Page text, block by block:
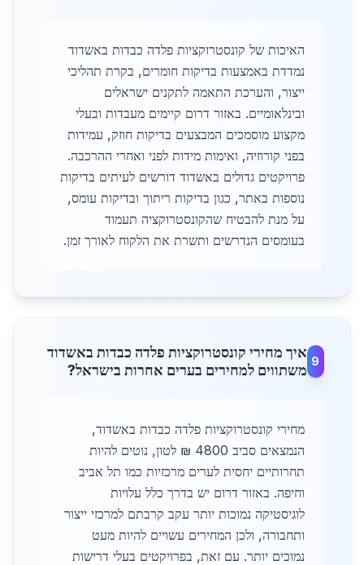
האיכות של קונסטרוקציות פלדה כבדות באשדוד
נמדדת באמצעות בדיקות חומרים, בקרת תהליכי
ייצור, והערכת התאמה לתקנים ישראלים
ובינלאומיים. באזור דרום קיימים מעבדות ובעלי
מקצוע מוסמכים המבצעים בדיקות חוזק, עמידות
בפני קורוזיה, ואימות מידות לפני ואחרי ההרכבה.
פרויקטים גדולים באשדוד דורשים לעיתים בדיקות
נוספות באתר, כגון בדיקות ריתוך ובדיקות עומס,
על מנת להבטיח שהקונסטרוקציה תעמוד
בעומסים הנדרשים ותשרת את הלקוח לאורך זמן.
9
איך מחירי קונסטרוקציות פלדה כבדות באשדוד
משתווים למחירים בערים אחרות בישראל?
מחירי קונסטרוקציות פלדה כבדות באשדוד,
הנמצאים סביב 4800 ₪ לטון, נוטים להיות
תחרותיים יחסית לערים מרכזיות כמו תל אביב
וחיפה. באזור דרום יש בדרך כלל עלויות
לוגיסטיקה נמוכות יותר עקב קרבתם למרכזי ייצור
ותחבורה, ולכן המחירים עשויים להיות מעט
נמוכים יותר. עם זאת, בפרויקטים בעלי דרישות